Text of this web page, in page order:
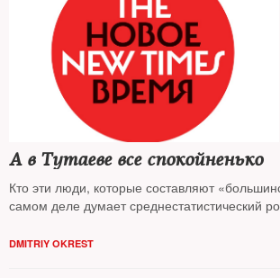
А в Тутаеве все спокойненько
Кто эти люди, которые составляют
самом деле думает среднестатистический
DMITRIY OKREST